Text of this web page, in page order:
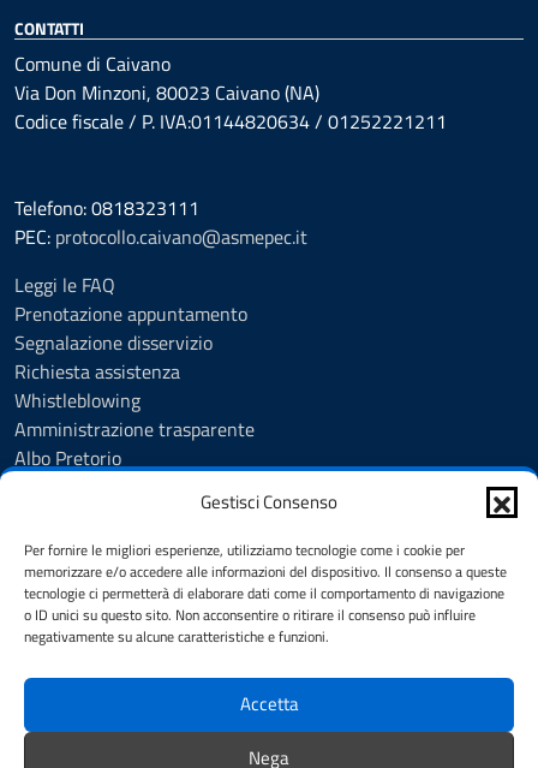
Gestisci Consenso
Per fornire le migliori esperienze, utilizziamo tecnologie come i cookie per
memorizzare e/o accedere alle informazioni del dispositivo. Il consenso a queste
tecnologie ci permetterà di elaborare dati come il comportamento di navigazione
o ID unici su questo sito. Non acconsentire o ritirare il consenso può influire
negativamente su alcune caratteristiche e funzioni.
Accetta
Nega
CONTATTI
Comune di Caivano
Via Don Minzoni, 80023 Caivano (NA)
Codice fiscale / P. IVA:01144820634 / 01252221211
Telefono: 0818323111
PEC: protocollo.caivano@asmepec.it
Leggi le FAQ
Prenotazione appuntamento
Segnalazione disservizio
Richiesta assistenza
Whistleblowing
Amministrazione trasparente
Albo Pretorio
Cookie Policy
Informativa privacy videosorveglianza urbana targhe
Feedback
Dichiarazione di accessibilità
SEGUICI SU